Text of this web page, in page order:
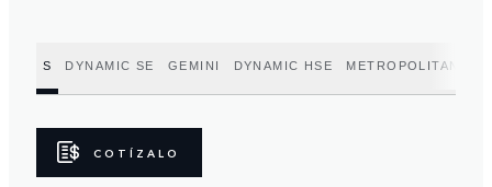
S DYNAMIC SE GEMINI DYNAMIC HSE METROPOLITAN
COTÍZALO